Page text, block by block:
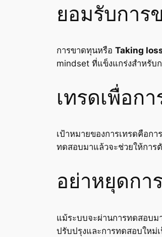
ยอมรับการ
การขาดทุนหรือ Taking
mindset ที่แข็งแกร่งสำหรับ
เทรดเพื่อก
เป้าหมายของการเทรดคือก
ทดสอบมาแล้วจะช่วยให้การ
อย่าหยุดกา
แม้ระบบจะผ่านการทดสอบม
ปรับปรุงและการทดสอบใหม่